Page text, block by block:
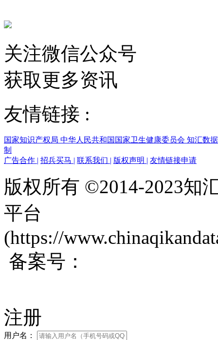
关注微信公众号
获取更多资讯
友情链接 :
国家知识产权局 中华人民共和国国家卫生健康委员会 知汇数
制
广告合作 | 招兵买马 | 联系我们 | 版权声明 | 友情链接申请
版权所有 ©2014-2023知
平台
(https://
备案号：
注册
用户名：